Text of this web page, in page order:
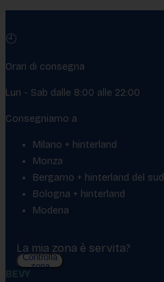
🕘
Orari di consegna
Lun - Sab dalle 8:00 alle 22:00
Consegniamo a
Milano + hinterland
Monza
Bergamo + hinterland del sud
Bologna + hinterland
Modena
La mia zona è servita?
Controlla
zona
BEVY